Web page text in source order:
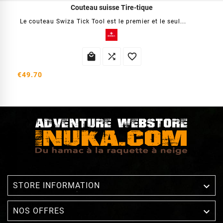
Couteau suisse Tire-tique
Le couteau Swiza Tick Tool est le premier et le seul...
  
€49.70
STORE INFORMATION 
NOS OFFRES 